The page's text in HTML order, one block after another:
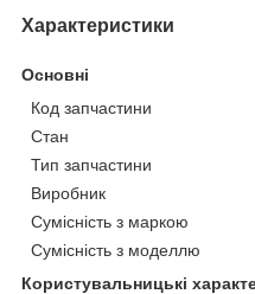
Характеристики
Основні
Код запчастини
Стан
Тип запчастини
Виробник
Сумісність з маркою
Сумісність з моделлю
Користувальницькі